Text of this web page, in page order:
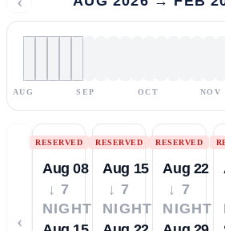
AUG SEP OCT NOV
‹
RESERVED
Aug 08
↓ 7
NIGHTS
RESERVED
Aug 15
↓ 7
NIGHTS
RESERVED
Aug 22
↓ 7
NIGHTS